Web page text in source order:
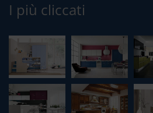
I più cliccati